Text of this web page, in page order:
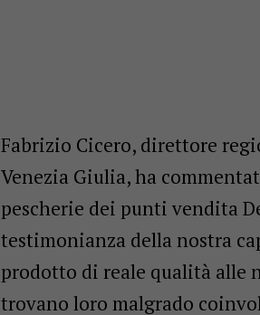
Fabrizio Cicero, direttore
Venezia Giulia, ha
pescherie dei punti vendita
testimonianza della nostra
prodotto di reale qualità alle
trovano loro malgrado